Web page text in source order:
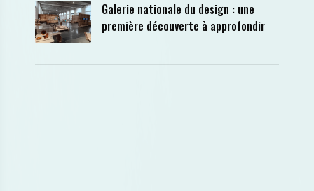
Galerie nationale du design : une
première découverte à approfondir